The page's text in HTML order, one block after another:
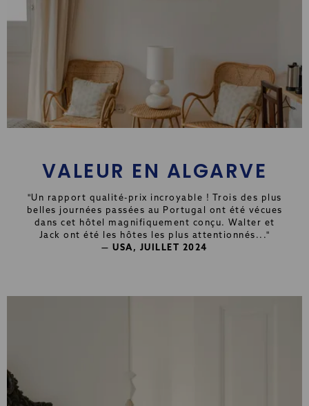
VALEUR EN ALGARVE
"Un rapport qualité-prix incroyable ! Trois des plus
belles journées passées au Portugal ont été vécues
dans cet hôtel magnifiquement conçu. Walter et
Jack ont été les hôtes les plus attentionnés..."
— USA, JUILLET 2024